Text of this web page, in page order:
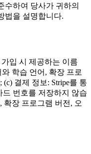
수하여 당사가 귀하의
법을 설명합니다.
입 시 제공하는 이름
학습 언어, 확장 프로
결제 정보: Stripe를 통
번호를 저장하지 않습
확장 프로그램 버전, 오